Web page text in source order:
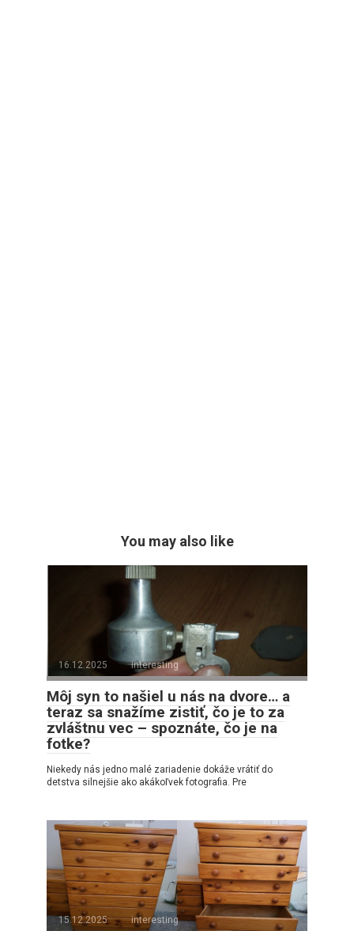
You may also like
16.12.2025 interesting
Môj syn to našiel u nás na dvore… a
teraz sa snažíme zistiť, čo je to za
zvláštnu vec – spoznáte, čo je na
fotke?
Niekedy nás jedno malé zariadenie dokáže vrátiť do
detstva silnejšie ako akákoľvek fotografia. Pre
15.12.2025 interesting